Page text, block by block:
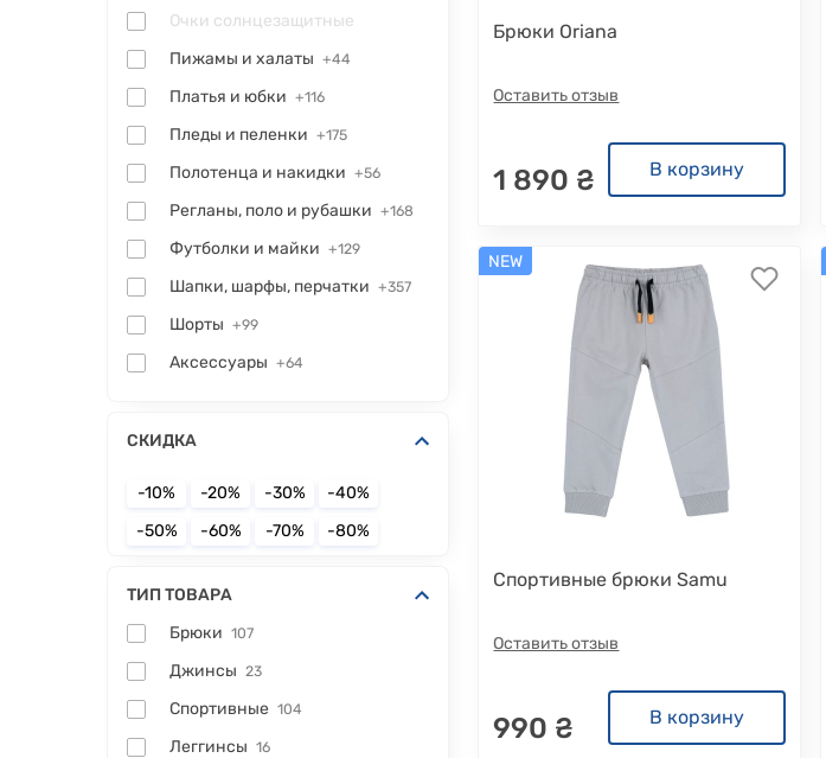
Очки солнцезащитные
Пижамы и халаты +44
Платья и юбки +116
Пледы и пеленки +175
Полотенца и накидки +56
Регланы, поло и рубашки +168
Футболки и майки +129
Шапки, шарфы, перчатки +357
Шорты +99
Аксессуары +64
СКИДКА
-10% -20% -30%
-40%
-50%
-60% -70% -80%
ТИП ТОВАРА
Брюки 107
Джинсы 23
Спортивные 104
Леггинсы 16
Брюки Oriana
Оставить отзыв
1 890 ₴ В корзину
NEW
Спортивные брюки Samu
Оставить отзыв
990 ₴ В корзину